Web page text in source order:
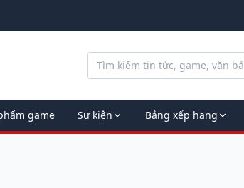
game Sự kiện Bảng xếp hạng